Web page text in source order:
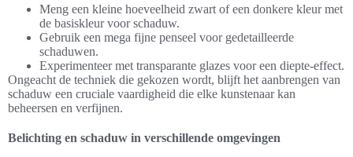
Meng een kleine hoeveelheid zwart of een donkere kleur met
de basiskleur voor schaduw.
Gebruik een mega fijne penseel voor gedetailleerde
schaduwen.
Experimenteer met transparante glazes voor een diepte-effect.
Ongeacht de techniek die gekozen wordt, blijft het aanbrengen van
schaduw een cruciale vaardigheid die elke kunstenaar kan
beheersen en verfijnen.
Belichting en schaduw in verschillende omgevingen